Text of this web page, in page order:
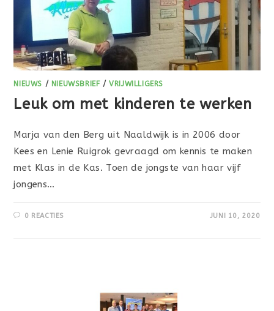
NIEUWS / NIEUWSBRIEF/VRIJWILLIGERS
Leuk om met kinderen te werken
Marja van den Berg uit Naaldwijk is in 2006 door
Kees en Lenie Ruigrok gevraagd om kennis te maken
met Klas in de Kas. Toen de jongste van haar vijf
jongens…
0 REACTIES JUNI 10, 2020